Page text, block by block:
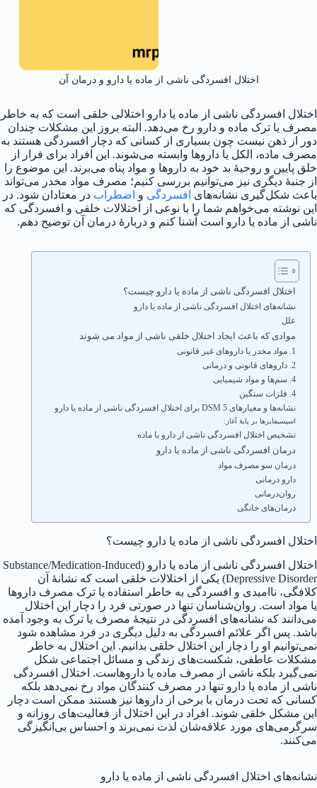
اختلال افسردگی ناشی از ماده یا دارو و درمان آن
اختلال افسردگی ناشی از ماده یا دارو اختلالی خلقی است که به خاطر
مصرف یا ترک ماده و دارو رخ می‌دهد. البته بروز این مشکلات چندان
دور از ذهن نیست چون بسیاری از کسانی که دچار افسردگی هستند به
مصرف ماده، الکل یا داروها وابسته می‌شوند. این افراد برای فرار از
خلق پایین و روحیهٔ بد خود به داروها و مواد پناه می‌برند. این موضوع را
از جنبهٔ دیگری نیز می‌توانیم بررسی کنیم؛ مصرف مواد مخدر می‌تواند
باعث شکل‌گیری نشانه‌های افسردگی و اضطراب در معتادان شود. در
این نوشته می‌خواهم شما را با نوعی از اختلالات خلقی و افسردگی که
ناشی از ماده یا دارو است آشنا کنم و دربارهٔ درمان آن توضیح دهم.
اختلال افسردگی ناشی از ماده یا دارو چیست؟
نشانه‌های اختلال افسردگی ناشی از ماده یا دارو
علل
موادی که باعث ایجاد اختلال خلقی ناشی از مواد می شوند
1. مواد مخدر یا داروهای غیر قانونی
2. داروهای قانونی و درمانی
4. سم‌ها و مواد شیمیایی
4. فلزات سنگین
نشانه‌ها و معیارهای DSM 5 برای اختلال افسردگی ناشی از ماده یا دارو
اسپسیفایرها بر پایهٔ آغاز:
تشخیص اختلال افسردگی ناشی از دارو یا ماده
درمان افسردگی ناشی از ماده یا دارو
درمان سو مصرف مواد
دارو درمانی
روان‌درمانی
درمان‌های خانگی
اختلال افسردگی ناشی از ماده یا دارو چیست؟
اختلال افسردگی ناشی از ماده یا دارو (Substance/Medication-Induced
Depressive Disorder) یکی از اختلالات خلقی است که نشانهٔ آن
کلافگی، ناامیدی و افسردگی به خاطر استفاده یا ترک مصرف داروها
یا مواد است. روان‌شناسان تنها در صورتی فرد را دچار این اختلال
می‌دانند که نشانه‌های افسردگی در نتیجهٔ مصرف یا ترک به وجود آمده
باشد. پس اگر علائم افسردگی به دلیل دیگری در فرد مشاهده شود
نمی‌توانیم او را دچار این اختلال خلقی بدانیم. این اختلال به خاطر
مشکلات عاطفی، شکست‌های زندگی و مسائل اجتماعی شکل
نمی‌گیرد بلکه ناشی از مصرف ماده یا داروهاست. اختلال افسردگی
ناشی از ماده یا دارو تنها در مصرف کنندگان مواد رخ نمی‌دهد بلکه
کسانی که تحت درمان با برخی از داروها نیز هستند ممکن است دچار
این مشکل خلقی شوند. افراد در این اختلال از فعالیت‌های روزانه و
سرگرمی‌های مورد علاقه‌شان لذت نمی‌برند و احساس بی‌انگیزگی
می‌کنند.
نشانه‌های اختلال افسردگی ناشی از ماده یا دارو